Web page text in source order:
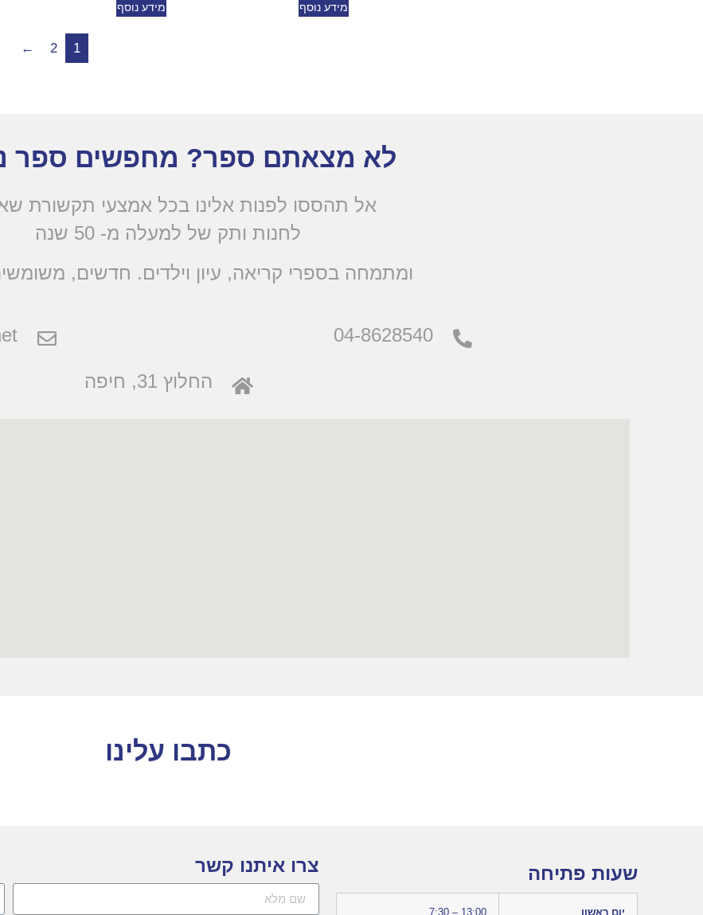
מידע נוסף מידע נוסף
1
2
←
לא מצאתם ספר? מחפשים ספר
אל תהססו לפנות אלינו בכל אמצעי תקשורת
לחנות ותק של למעלה מ- 50 שנה
.ומתמחה בספרי קריאה, עיון וילדים. חדשים,
04-8628540
החלוץ 31, חיפה
כתבו עלינו
שעות פתיחה
יום ראשון 7:30 – 13:00
צרו איתנו קשר